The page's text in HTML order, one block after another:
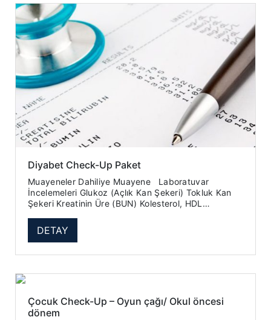
Diyabet Check-Up Paket
Muayeneler Dahiliye Muayene Laboratuvar
İncelemeleri Glukoz (Açlık Kan Şekeri) Tokluk Kan
Şekeri Kreatinin Üre (BUN) Kolesterol, HDL
DETAY
Çocuk Check-Up – Oyun çağı/ Okul öncesi
dönem